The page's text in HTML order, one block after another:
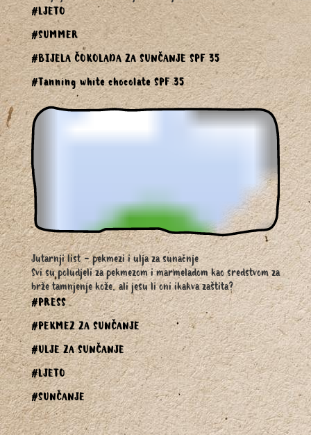
#LJETO
#SUMMER
#BIJELA ČOKOLADA ZA SUNČANJE SPF 35
#Tanning white chocolate SPF 35
Jutarnji list - pekmezi i ulja za sunačnje
Svi su poludjeli za pekmezom i marmeladom kao sredstvom za
brže tamnjenje kože, ali jesu li oni ikakva zaštita?
#PRESS
#PEKMEZ ZA SUNČANJE
#ULJE ZA SUNČANJE
#LJETO
#SUNČANJE